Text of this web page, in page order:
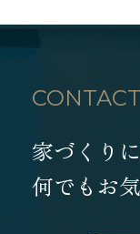
家づくり
何でもお